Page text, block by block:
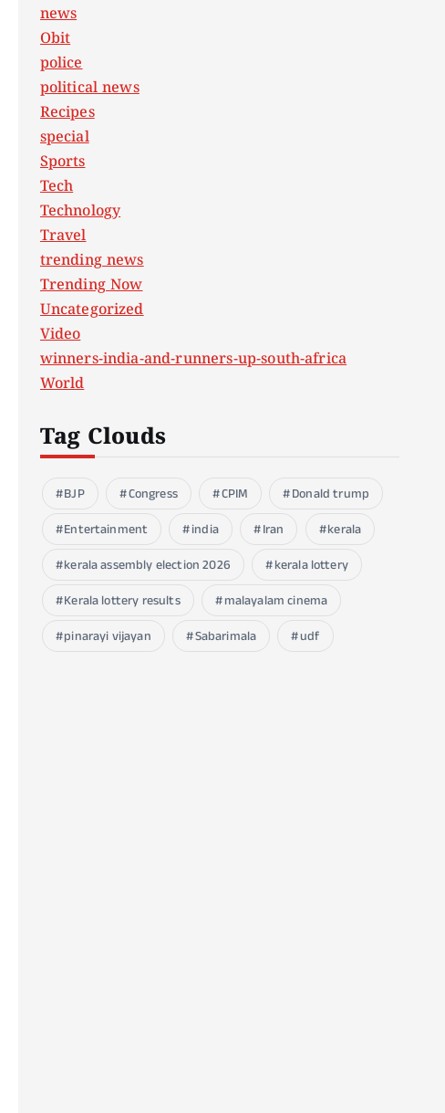
news
Obit
police
political news
Recipes
special
Sports
Tech
Technology
Travel
trending news
Trending Now
Uncategorized
Video
winners-india-and-runners-up-south-africa
World
Tag Clouds
BJP Congress CPIM
Donald trump
Entertainment
india Iran
kerala
kerala assembly election 2026
kerala lottery
Kerala lottery results
malayalam cinema
pinarayi vijayan
Sabarimala udf